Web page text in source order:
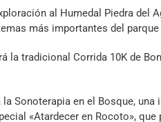
al Humedal Piedra del
más importantes del
la tradicional Corrida 10K de
Sonoterapia en el Bosque,
«Atardecer en Rocoto»,